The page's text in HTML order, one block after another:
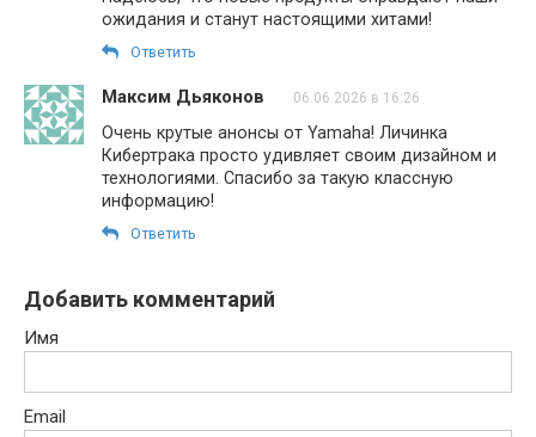
ожидания и станут настоящими хитами!
Ответить
Максим Дьяконов 06.06.2026 в 16:26
Очень крутые анонсы от Yamaha! Личинка
Кибертрака просто удивляет своим дизайном и
технологиями. Спасибо за такую классную
информацию!
Ответить
Добавить комментарий
Имя
Email